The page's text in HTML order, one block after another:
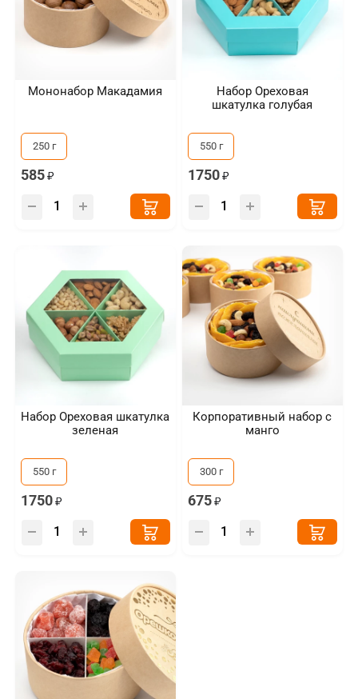
Мононабор Макадамия
250 г
585
Набор Ореховая
шкатулка голубая
550 г
1750
Набор Ореховая шкатулка
зеленая
550 г
1750
Корпоративный набор с
манго
300 г
675